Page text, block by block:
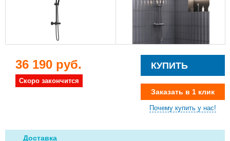
36 190 руб.
Скоро закончится
КУПИТЬ
Заказать в 1 клик
Почему купить у нас!
Доставка